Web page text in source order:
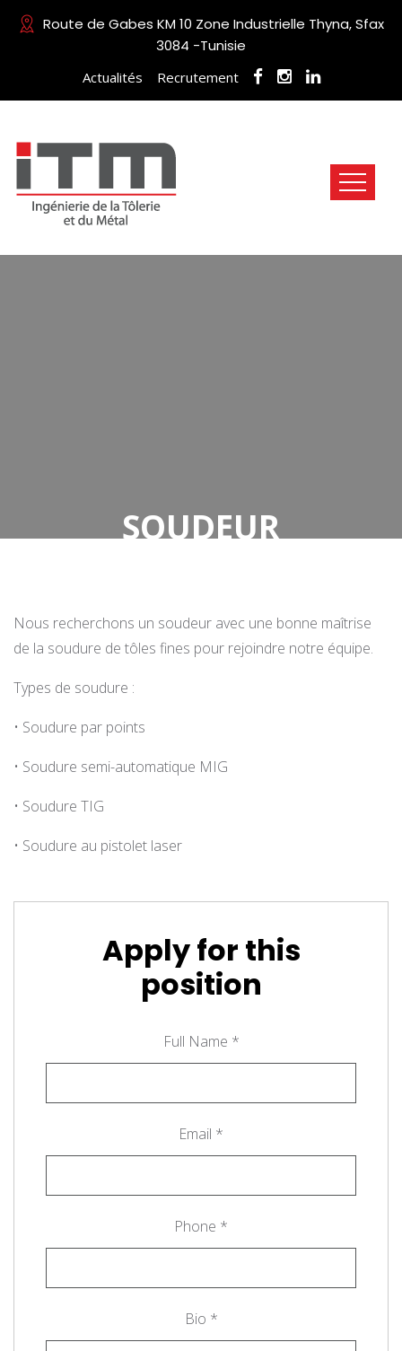
Route de Gabes KM 10 Zone Industrielle Thyna, Sfax
3084 -Tunisie
Actualités Recrutement
SOUDEUR
Nous recherchons un soudeur avec une bonne maîtrise
de la soudure de tôles fines pour rejoindre notre équipe.
Types de soudure :
• Soudure par points
• Soudure semi-automatique MIG
• Soudure TIG
• Soudure au pistolet laser
Apply for this
position
Full Name *
Email *
Phone *
Bio *